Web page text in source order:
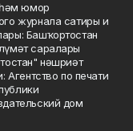
һәм юмор
журнала сатиры и
Башҡортостан
саралары
нәшриәт
Агентство по печати
дом